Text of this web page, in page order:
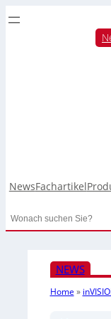
NewsFachartikel
Search
NEWS
Home »